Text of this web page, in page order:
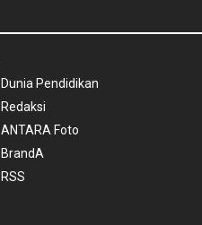
Dunia Pendidikan
Redaksi
ANTARA Foto
BrandA
RSS